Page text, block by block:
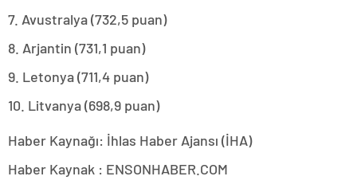
7. Avustralya (732,5 puan)
8. Arjantin (731,1 puan)
9. Letonya (711,4 puan)
10. Litvanya (698,9 puan)
Haber Kaynağı: İhlas Haber Ajansı (İHA)
Haber Kaynak : ENSONHABER.COM